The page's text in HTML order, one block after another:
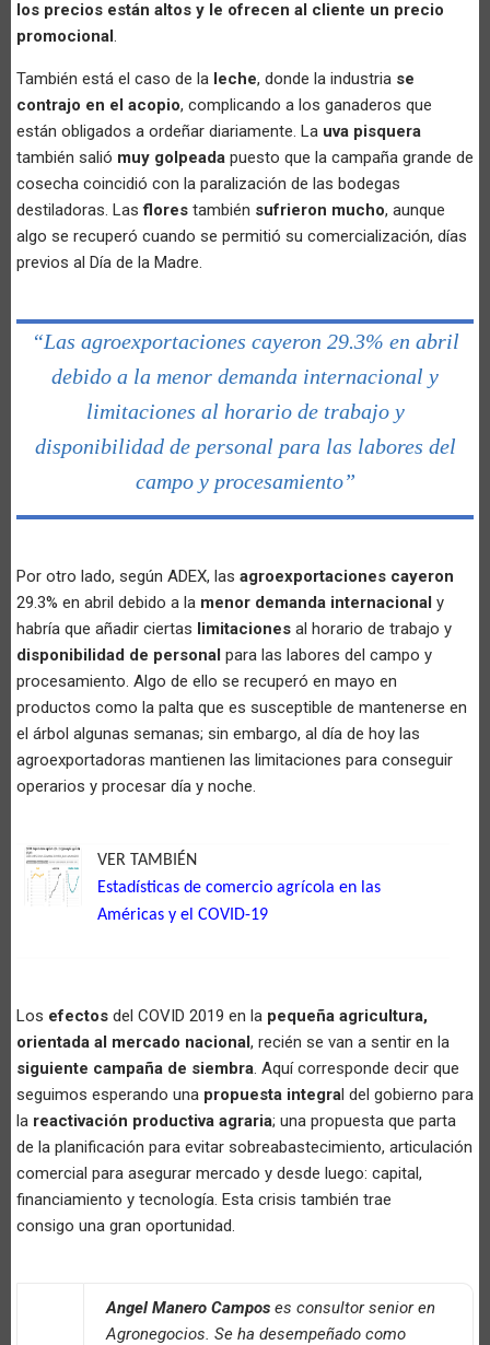
los precios están altos y le ofrecen al cliente un precio
promocional.
También está el caso de la leche, donde la industria se
contrajo en el acopio, complicando a los ganaderos que
están obligados a ordeñar diariamente. La uva pisquera
también salió muy golpeada puesto que la campaña grande de
cosecha coincidió con la paralización de las bodegas
destiladoras. Lasflores también sufrieron mucho, aunque
algo se recuperó cuando se permitió su comercialización, días
previos al Día de la Madre.
“Las agroexportaciones cayeron 29.3% en abril
debido a la menor demanda internacional y
limitaciones al horario de trabajo y
disponibilidad de personal para las labores del
campo y procesamiento”
Por otro lado, según ADEX, las agroexportaciones cayeron
29.3% en abril debido a la menor demanda internacional y
habría que añadir ciertas limitaciones al horario de trabajo y
disponibilidad de personal para las labores del campo y
procesamiento. Algo de ello se recuperó en mayo en
productos como la palta que es susceptible de mantenerse en
el árbol algunas semanas; sin embargo, al día de hoy las
agroexportadoras mantienen las limitaciones para conseguir
operarios y procesar día y noche.
VER TAMBIÉN
Estadísticas de comercio agrícola en las
Américas y el COVID-19
Los efectos del COVID 2019 en la pequeña agricultura,
orientada al mercado nacional, recién se van a sentir en la
siguiente campaña de siembra. Aquí corresponde decir que
seguimos esperando una propuesta integral del gobierno para
la reactivación productiva agraria; una propuesta que parta
de la planificación para evitar sobreabastecimiento, articulación
comercial para asegurar mercado y desde luego: capital,
financiamiento y tecnología. Esta crisis también trae
consigo una gran oportunidad.
Angel Manero Campos es consultor senior en
Agronegocios. Se ha desempeñado como